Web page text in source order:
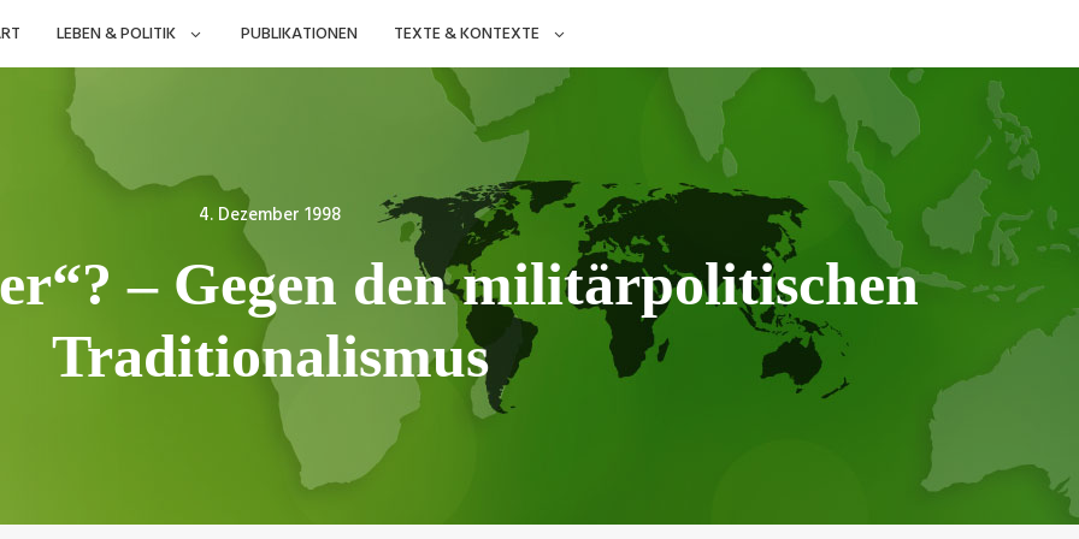
LEBEN & POLITIK PUBLIKATIONEN TEXTE & KONTEXTE
Posted
4. Dezember 1998
– Gegen den militärpolitischen
Traditionalismus